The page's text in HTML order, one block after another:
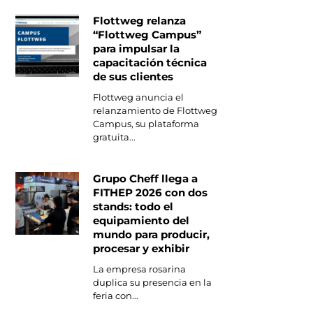
Flottweg relanza
“Flottweg Campus”
para impulsar la
capacitación técnica
de sus clientes
Flottweg anuncia el
relanzamiento de Flottweg
Campus, su plataforma
gratuita...
Grupo Cheff llega a
FITHEP 2026 con dos
stands: todo el
equipamiento del
mundo para producir,
procesar y exhibir
La empresa rosarina
duplica su presencia en la
feria con...